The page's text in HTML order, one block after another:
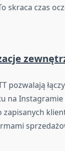
skraca czas
pozwalają
na
zapisanych